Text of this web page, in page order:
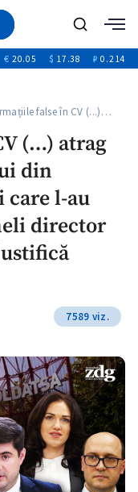
Ştiri
Video
Blog
€ 20.05 $ 17.38 ₽ 0.214
false în CV (...)…
(…) atrag
din
care l-au
director
7589 viz.